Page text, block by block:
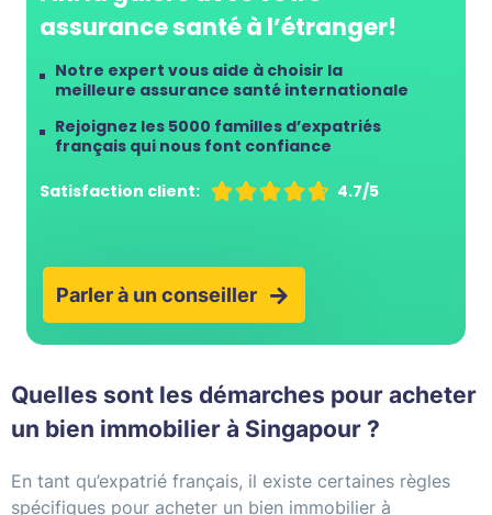
assurance santé à l’étranger!
Notre expert vous aide à choisir la
meilleure assurance santé internationale
Rejoignez les 5000 familles d’expatriés
français qui nous font confiance
Satisfaction client:  4.7/5
Parler à un conseiller
Quelles sont les démarches pour acheter
un bien immobilier à Singapour ?
En tant qu’expatrié français, il existe certaines règles
spécifiques pour acheter un bien immobilier à